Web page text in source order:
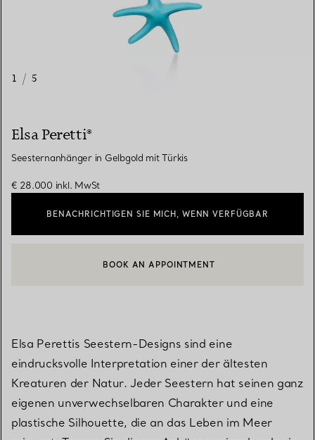
1 / 5
Elsa Peretti®
Seesternanhänger in Gelbgold mit Türkis
€ 28.000 inkl. MwSt
BENACHRICHTIGEN SIE MICH, WENN VERFÜGBAR
EINEN KUNDENBERATER KONTAKTIEREN ODER EINEN
BOOK AN APPOINTMENT
Elsa Perettis Seestern-Designs sind eine
eindrucksvolle Interpretation einer der ältesten
Kreaturen der Natur. Jeder Seestern hat seinen ganz
eigenen unverwechselbaren Charakter und eine
plastische Silhouette, die an das Leben im Meer